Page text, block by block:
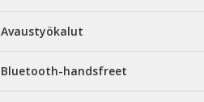
Avaustyökalut
Bluetooth-handsfreet